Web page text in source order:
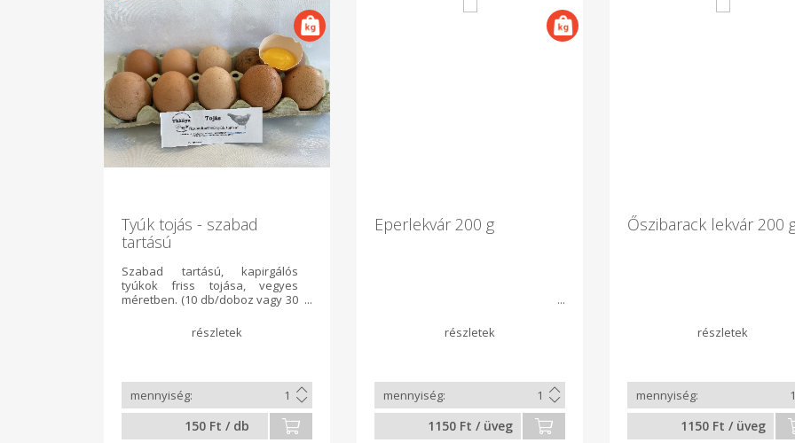
Tyúk tojás - szabad
tartású
Szabad tartású, kapirgálós
tyúkok friss tojása, vegyes
méretben. (10 db/doboz vagy 30
150 Ft / db
Eperlekvár 200 g
1150 Ft / üveg
Őszibarack lekvár 200
1150 Ft / üveg